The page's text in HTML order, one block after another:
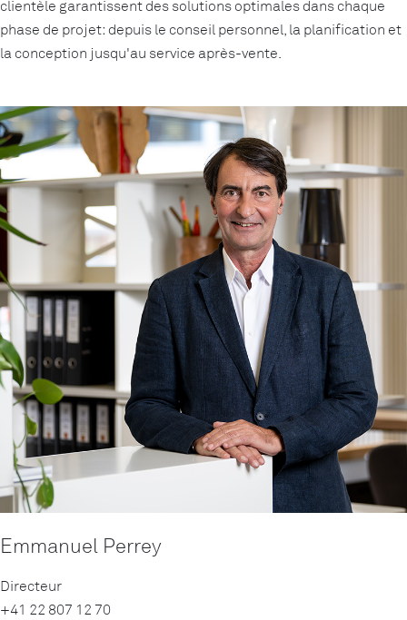
clientèle garantissent des solutions optimales dans chaque
phase de projet: depuis le conseil personnel, la planification et
la conception jusqu'au service après-vente.
Emmanuel Perrey
Directeur
+41 22 807 12 70